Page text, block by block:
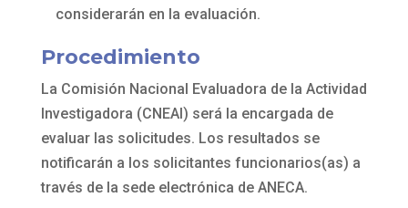
considerarán en la evaluación.
Procedimiento
La Comisión Nacional Evaluadora de la Actividad
Investigadora (CNEAI) será la encargada de
evaluar las solicitudes. Los resultados se
notificarán a los solicitantes funcionarios(as) a
través de la sede electrónica de ANECA.